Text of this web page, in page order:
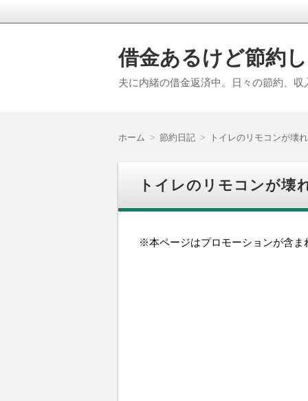
借金あるけど節約
夫に内緒の借金返済中。日々の節約、
ホーム 節約日記 トイレのリモコンが壊
トイレのリモコンが壊
※本ページはプロモーションが含ま